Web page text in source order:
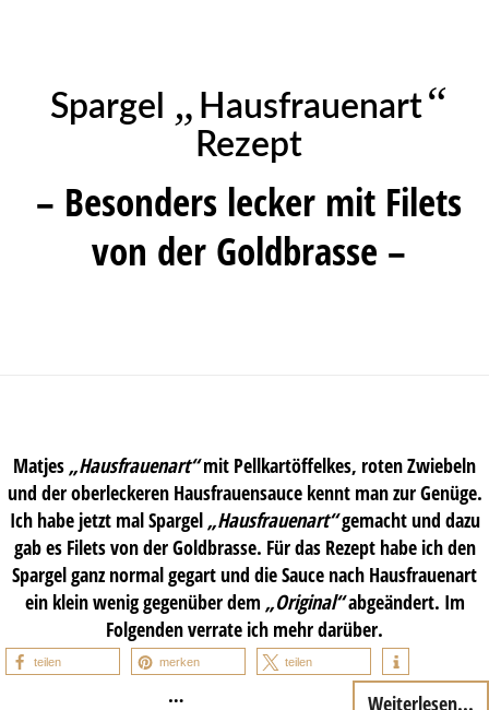
Spargel „ Hausfrauenart“
Rezept
– Besonders lecker mit Filets
von der Goldbrasse –
Matjes „Hausfrauenart“mit Pellkartöffelkes, roten Zwiebeln
und der oberleckeren Hausfrauensauce kennt man zur Genüge.
Ich habe jetzt mal Spargel „Hausfrauenart“gemacht und dazu
gab es Filets von der Goldbrasse. Für das Rezept habe ich den
Spargel ganz normal gegart und die Sauce nach Hausfrauenart
ein klein wenig gegenüber dem „Original“abgeändert. Im
Folgenden verrate ich mehr darüber.
teilen merken teilen
… Weiterlesen...